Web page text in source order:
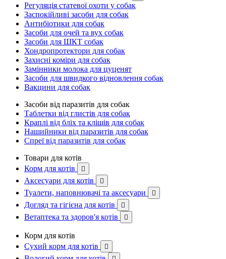
Регуляція статевої охоти у собак
Заспокійливі засоби для собак
Антибіотики для собак
Засоби для очей та вух собак
Засоби для ШКТ собак
Хондропротектори для собак
Захисні коміри для собак
Замінники молока для цуценят
Засоби для швидкого відновлення собак
Вакцини для собак
Засоби від паразитів для собак
Таблетки від глистів для собак
Краплі від бліх та кліщів для собак
Нашийники від паразитів для собак
Спреї від паразитів для собак
Товари для котів
Корм для котів

Аксесуари для котів 
Туалети, наповнювачі та аксесуари 
Догляд та гігієна для котів 
Ветаптека та здоров'я котів 
Корм для котів
Сухий корм для котів
